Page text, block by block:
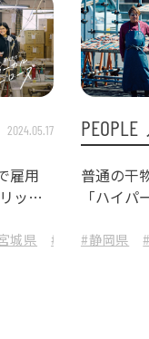
2024.05.17
雇用
ッパ
城県 #東北
PEOPLE
普通の干
「ハイ
#静岡県